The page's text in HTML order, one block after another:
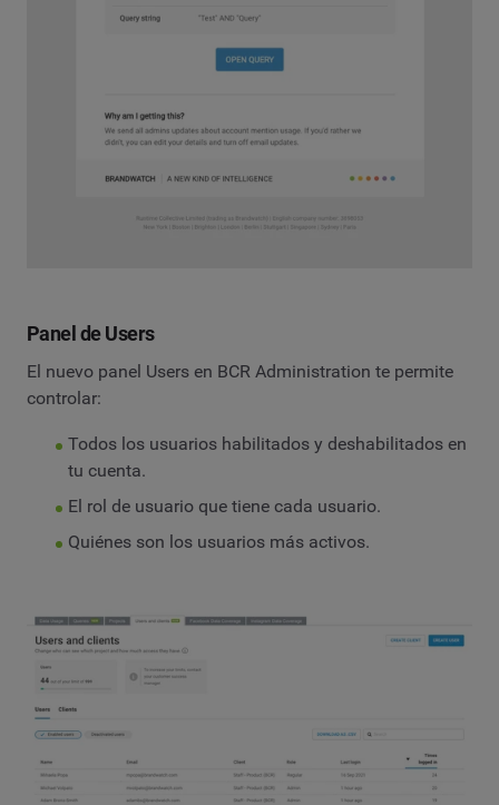
Panel de Users
El nuevo panel Users en BCR Administration te permite
controlar:
Todos los usuarios habilitados y deshabilitados en
tu cuenta.
El rol de usuario que tiene cada usuario.
Quiénes son los usuarios más activos.